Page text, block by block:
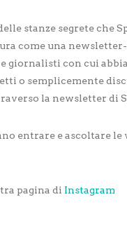
stanze segrete che
come una
giornalisti con cui
o semplicemente
la newsletter di
entrare e ascoltare le
pagina di Instagram